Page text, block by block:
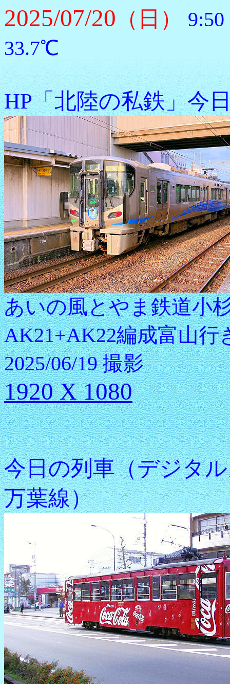
2025/07/20 （日）
33.7℃
HP「北陸の私鉄」今
あいの風とやま鉄道小
AK21+AK22編成富山行
2025/06/19 撮影
1920 X 1080
今日の列車（デジタ
万葉線）